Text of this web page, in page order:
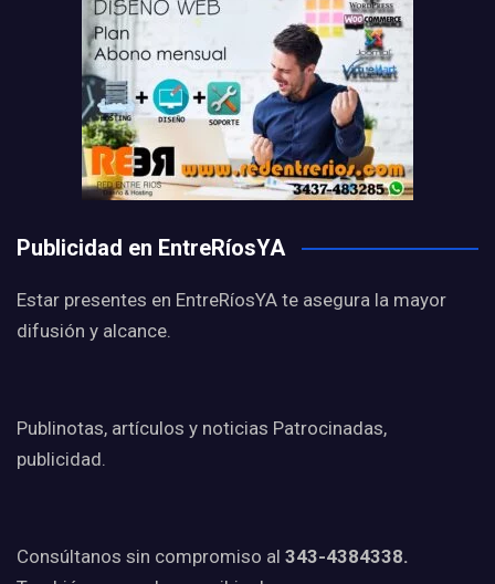
Publicidad en EntreRíosYA
Estar presentes en EntreRíosYA te asegura la mayor
difusión y alcance.
Publinotas, artículos y noticias Patrocinadas,
publicidad.
Consúltanos sin compromiso al 343-4384338.